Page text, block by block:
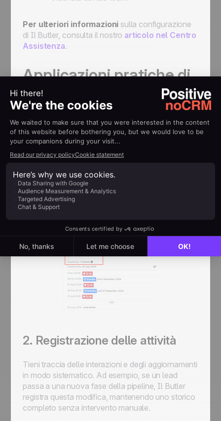
Per ulteriori informazioni sulla configurazione
di Il Butler, consulta il nostro articolo nel Centro
Assistenza.
Applicazioni pratiche di
Il Butler
Il Butler si integra perfettamente con piattaforme
no-code come Zapier e Make, consentendo
numerosi flussi di lavoro automatizzati:
1. Creazione automatica di
opportunità
Genera opportunità automaticamente da sistemi
2. Registrazione delle attività
Tieni traccia delle interazioni e degli aggiornamenti
in modo sistematico. Ad esempio, se un lead
passa a una nuova fase della pipeline, Il Butler
registra questa modifica, mantenendo uno storico
completo senza intervento manuale.